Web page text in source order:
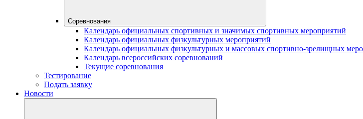
Соревнования
Календарь официальных спортивных и значимых спортивных мероприятий
Календарь официальных физкультурных мероприятий
Календарь официальных физкультурных и массовых спортивно-зрелищных
Календарь всероссийских соревнований
Текущие соревнования
Тестирование
Подать заявку
Новости